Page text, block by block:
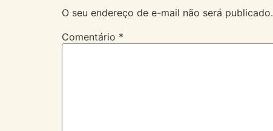
O seu endereço de e-mail não será publicado.
Comentário *